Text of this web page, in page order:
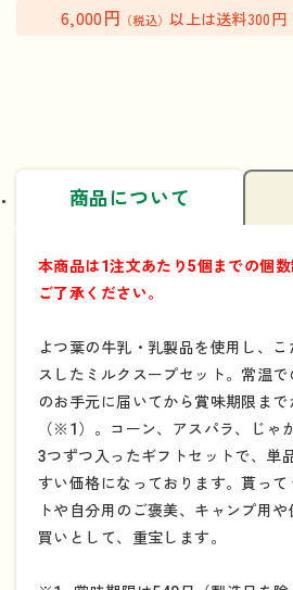
6,000円 （税込）以上は送料300円
商品について
本商品は1注文あたり5個までの個数
ご了承ください。
よつ葉の牛乳・乳製品を使用し、
スしたミルクスープセット。常温
のお手元に届いてから賞味期限まで
（※1）。コーン、アスパラ、じゃ
3つずつ入ったギフトセットで、単
すい価格になっております。貰っ
トや自分用のご褒美、キャンプ用
買いとして、重宝します。